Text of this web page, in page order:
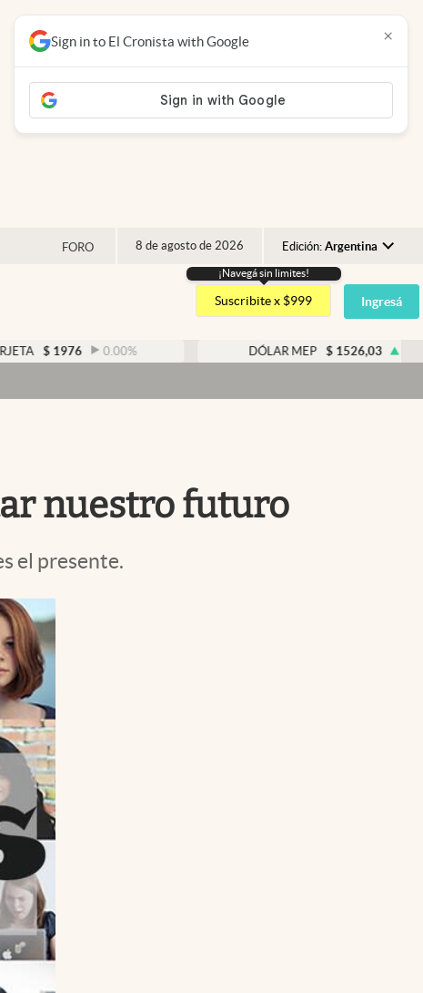
FORO 8 de agosto de 2026 Edición: Argentina
Argentina
España
USA
¡Navegá sin limites!
Suscribite x $999 Ingresá
1976 0.00% DÓLAR MEP $ 1526,03 0.43%
Sign in to El Cronista with Google ×
nuestro futuro
el presente.